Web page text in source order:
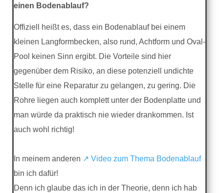
einen Bodenablauf?
Offiziell heißt es, dass ein Bodenablauf bei einem
kleinen Langformbecken, also rund, Achtform und Oval-
Pool keinen Sinn ergibt. Die Vorteile sind hier
gegenüber dem Risiko, an diese potenziell undichte
Stelle für eine Reparatur zu gelangen, zu gering. Die
Rohre liegen auch komplett unter der Bodenplatte und
man würde da praktisch nie wieder drankommen. Ist
auch wohl richtig!
In meinem anderen ↗️ Video zum Thema Bodenablauf
bin ich dafür!
Denn ich glaube das ich in der Theorie, denn ich hab